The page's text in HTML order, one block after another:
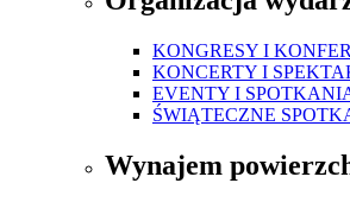
KONGRESY I
KONCERTY I
EVENTY I
ŚWIĄTECZNE
Wynajem